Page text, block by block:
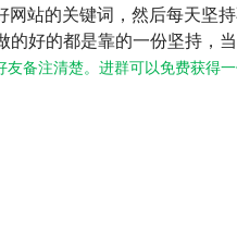
站的关键词，然后每天坚
好的都是靠的一份坚持，
备注清楚。进群可以免费获得一